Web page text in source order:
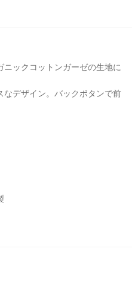
ックコットンガーゼの生地に
なデザイン。バックボタンで前